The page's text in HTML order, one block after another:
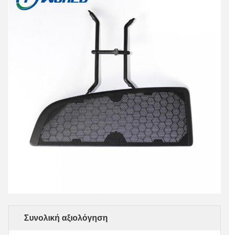
Συνολική αξιολόγηση